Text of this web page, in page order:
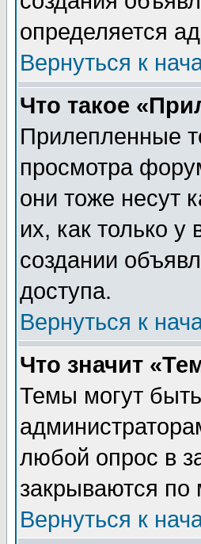
определяется
Вернуться к
Что такое
Прилепленные
просмотра
они тоже несут
их, как только
создании
доступа.
Вернуться к
Что значит
Темы могут
любой опрос в
закрываются
Вернуться к